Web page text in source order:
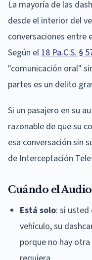
La mayoría de las
desde el interior del
conversaciones entre
Según el18 Pa.C.S. §
"comunicación oral"
partes es un delito
Si un pasajero en su
razonable de que su
esa conversación sin
de Interceptación
Cuándo el
Está solo: si usted
vehículo, su
porque no hay